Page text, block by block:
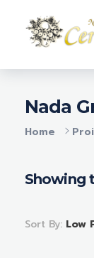
Home
Nada
Showing
Sort By: Low